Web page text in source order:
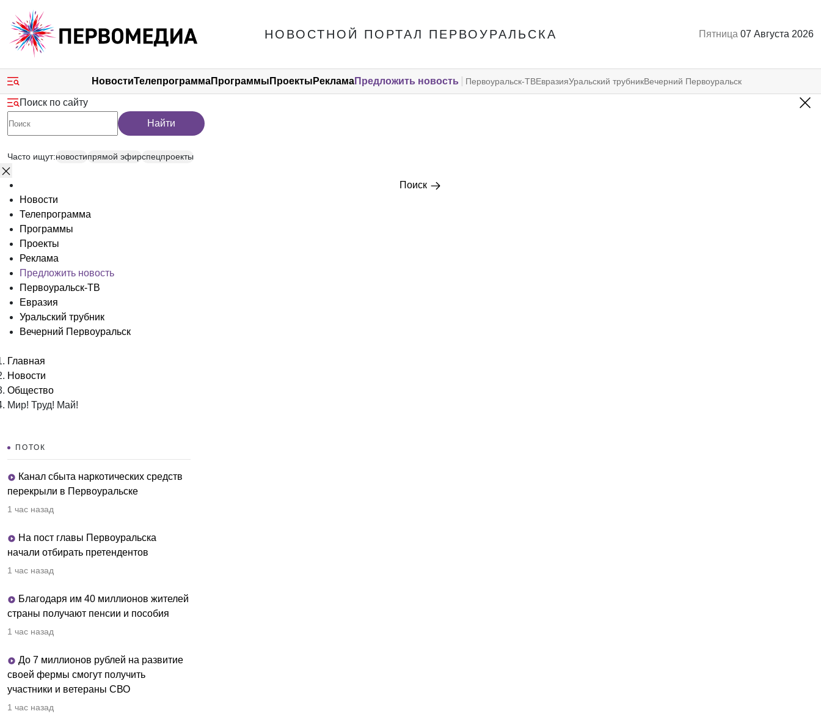
НОВОСТНОЙ ПОРТАЛ ПЕРВОУРАЛЬСКА Пятница 07 Августа 2026
НовостиТелепрограммаПрограммы Проекты РекламаПредложить новость Первоуральск-ТВЕвразияУральский трубникВечерний Первоуральск
Поиск по сайту
Найти
Часто ищут:новостипрямой эфирспецпроекты
Поиск
Новости
Телепрограмма
Программы
Проекты
Реклама
Предложить новость
Первоуральск-ТВ
Евразия
Уральский трубник
Вечерний Первоуральск
Главная
Новости
Общество
Мир! Труд! Май!
ПОТОК
Канал сбыта наркотических средств
перекрыли в Первоуральске
1 час назад
На пост главы Первоуральска
начали отбирать претендентов
1 час назад
Благодаря им 40 миллионов жителей
страны получают пенсии и пособия
1 час назад
До 7 миллионов рублей на развитие
своей фермы смогут получить
участники и ветераны СВО
1 час назад